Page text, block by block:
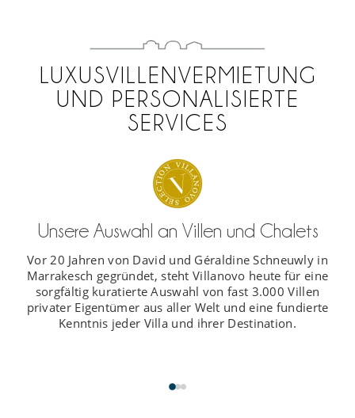
LUXUSVILLENVERMIETUNG
UND PERSONALISIERTE
SERVICES
Unsere Auswahl an Villen und Chalets
Vor 20 Jahren von David und Géraldine Schneuwly in
Marrakesch gegründet, steht Villanovo heute für eine
sorgfältig kuratierte Auswahl von fast 3.000 Villen
privater Eigentümer aus aller Welt und eine fundierte
Kenntnis jeder Villa und ihrer Destination.